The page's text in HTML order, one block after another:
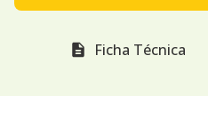
Ficha Técnica